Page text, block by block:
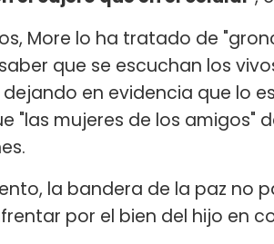
More lo ha tratado de
que se escuchan los
en evidencia que lo
"las mujeres de los amigos"
la bandera de la paz no
por el bien del hijo en